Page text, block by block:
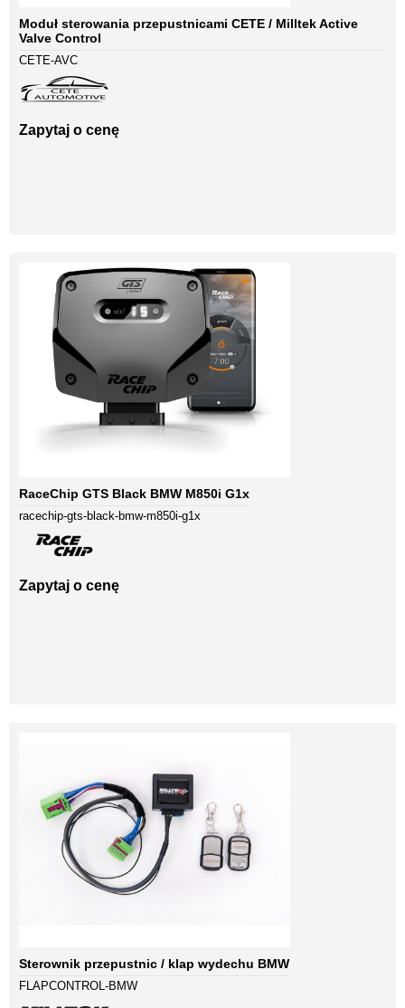
Moduł sterowania przepustnicami CETE / Milltek Active
Valve Control
CETE-AVC
Zapytaj o cenę
RaceChip GTS Black BMW M850i G1x
racechip-gts-black-bmw-m850i-g1x
Zapytaj o cenę
Sterownik przepustnic / klap wydechu BMW
FLAPCONTROL-BMW